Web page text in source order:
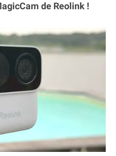
de Reolink !